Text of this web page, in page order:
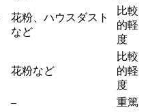
花粉、ハウスダスト
など
比較
的軽
度
花粉など
比較
的軽
度
– 重篤